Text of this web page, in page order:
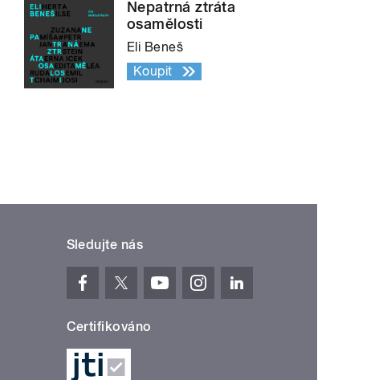
Nepatrná ztráta
osamělosti
Eli Beneš
Koupit
Sledujte nás
Certifikováno